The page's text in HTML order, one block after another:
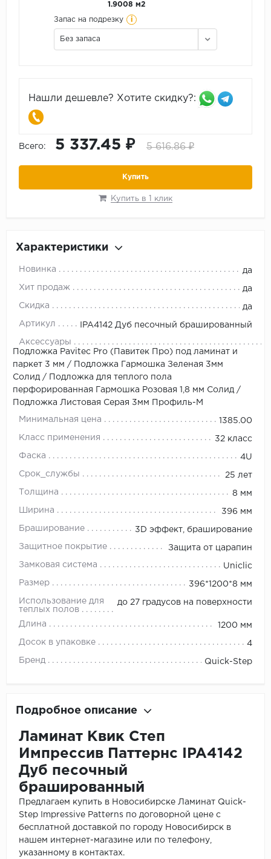
1.9008 м2
Запас на подрезку i
Без запаса
Нашли дешевле? Хотите скидку?:
Всего: 5 337.45 ₽ 5 616.86 ₽
Купить
Купить в 1 клик
Характеристики
Новинка да
Хит продаж да
Скидка да
Артикул IPA4142 Дуб песочный брашированный
Аксессуары
Подложка Pavitec Pro (Павитек Про) под ламинат и
паркет 3 мм /
Подложка Гармошка Зеленая 3мм
Солид /
Подложка для теплого пола
перфорированная Гармошка Розовая 1,8 мм Солид /
Подложка Листовая Серая 3мм Профиль-М
Минимальная цена 1385.00
Класс применения 32 класс
Фаска 4U
Срок_службы 25 лет
Толщина 8 мм
Ширина 396 мм
Браширование 3D эффект, браширование
Защитное покрытие Защита от царапин
Замковая система Uniclic
Размер 396*1200*8 мм
Использование для
теплых полов
до 27 градусов на поверхности
Длина 1200 мм
Досок в упаковке 4
Бренд Quick-Step
Подробное описание
Ламинат Квик Степ
Импрессив Паттернс IPA4142
Дуб песочный
брашированный
Предлагаем купить в Новосибирске Ламинат Quick-
Step Impressive Patterns по договорной цене с
бесплатной доставкой по городу Новосибирск в
нашем интернет-магазине или по телефону,
указанному в контактах.